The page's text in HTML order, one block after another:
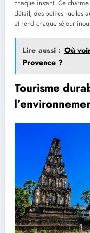
chaque instant. Ce
détail, des petites ruelles
et rend chaque séjour
Lire aussi : Où
Provence ?
Tourisme